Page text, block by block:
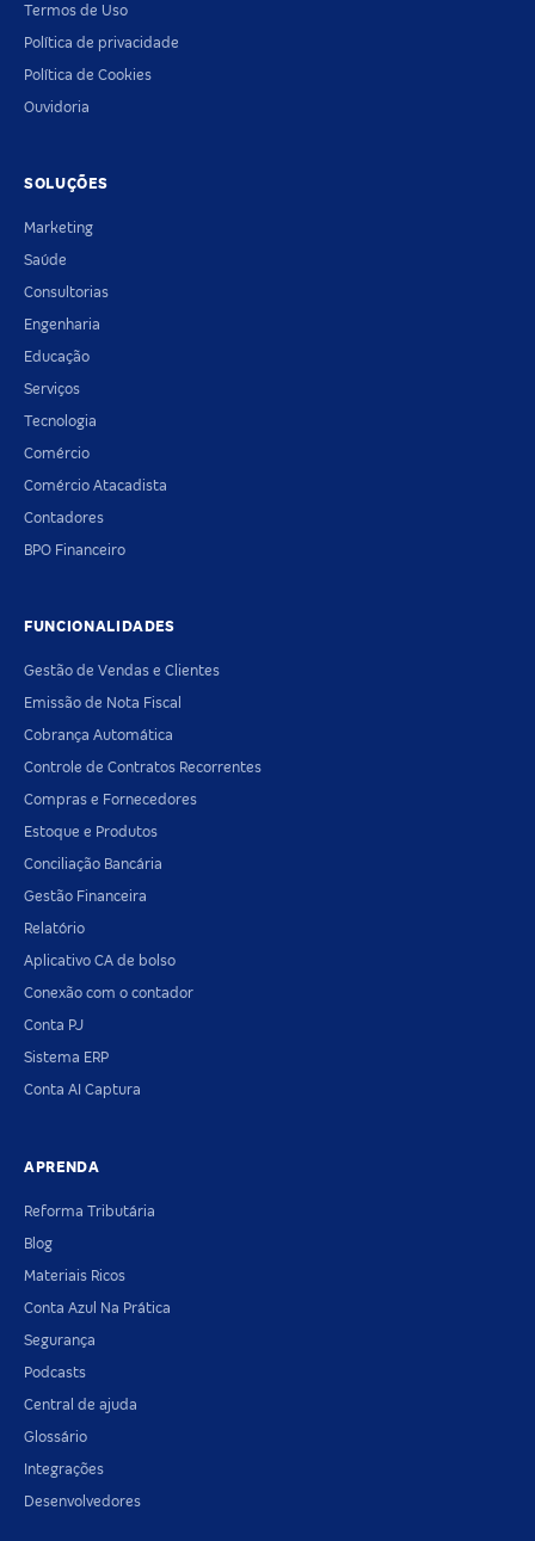
Termos de Uso
Política de privacidade
Política de Cookies
Ouvidoria
SOLUÇÕES
Marketing
Saúde
Consultorias
Engenharia
Educação
Serviços
Tecnologia
Comércio
Comércio Atacadista
Contadores
BPO Financeiro
FUNCIONALIDADES
Gestão de Vendas e Clientes
Emissão de Nota Fiscal
Cobrança Automática
Controle de Contratos Recorrentes
Compras e Fornecedores
Estoque e Produtos
Conciliação Bancária
Gestão Financeira
Relatório
Aplicativo CA de bolso
Conexão com o contador
Conta PJ
Sistema ERP
Conta AI Captura
APRENDA
Reforma Tributária
Blog
Materiais Ricos
Conta Azul Na Prática
Segurança
Podcasts
Central de ajuda
Glossário
Integrações
Desenvolvedores